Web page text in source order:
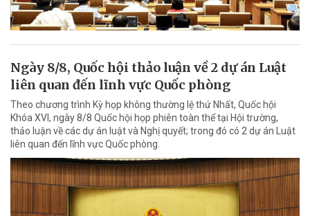
Ngày 8/8, Quốc hội thảo luận về 2 dự án Luật
liên quan đến lĩnh vực Quốc phòng
Theo chương trình Kỳ họp không thường lệ thứ Nhất, Quốc hội
Khóa XVI, ngày 8/8 Quốc hội họp phiên toàn thể tại Hội trường,
thảo luận về các dự án luật và Nghị quyết; trong đó có 2 dự án Luật
liên quan đến lĩnh vực Quốc phòng.